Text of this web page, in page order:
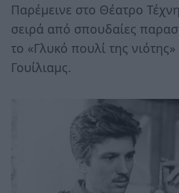
Παρέμεινε στο Θέατρο
σειρά από σπουδαίες
το «Γλυκό πουλί της νιότης»
Γουίλιαμς.